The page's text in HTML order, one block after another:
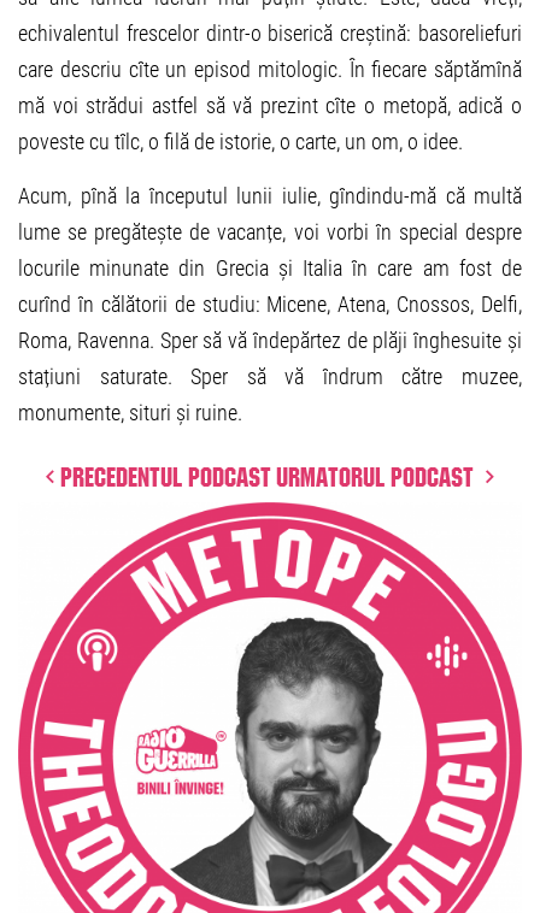
echivalentul frescelor dintr-o biserică creștină: basoreliefuri
care descriu cîte un episod mitologic. În fiecare săptămînă
mă voi strădui astfel să vă prezint cîte o metopă, adică o
poveste cu tîlc, o filă de istorie, o carte, un om, o idee.
Acum, pînă la începutul lunii iulie, gîndindu-mă că multă
lume se pregătește de vacanțe, voi vorbi în special despre
locurile minunate din Grecia și Italia în care am fost de
curînd în călătorii de studiu: Micene, Atena, Cnossos, Delfi,
Roma, Ravenna. Sper să vă îndepărtez de plăji înghesuite și
stațiuni saturate. Sper să vă îndrum către muzee,
monumente, situri și ruine.
Precedentul podcast Urmatorul podcast